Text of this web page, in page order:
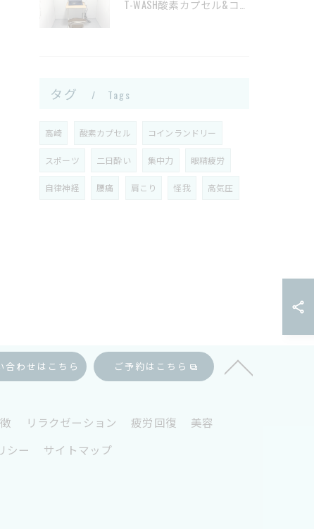
タグ Tags
高崎 酸素カプセル コインランドリー
スポーツ 二日酔い 集中力 眼精疲労
自律神経 腰痛 肩こり 怪我 高気圧
合わせはこちら ご予約はこちら
リラクゼーション 疲労回復
美容
シー サイトマップ